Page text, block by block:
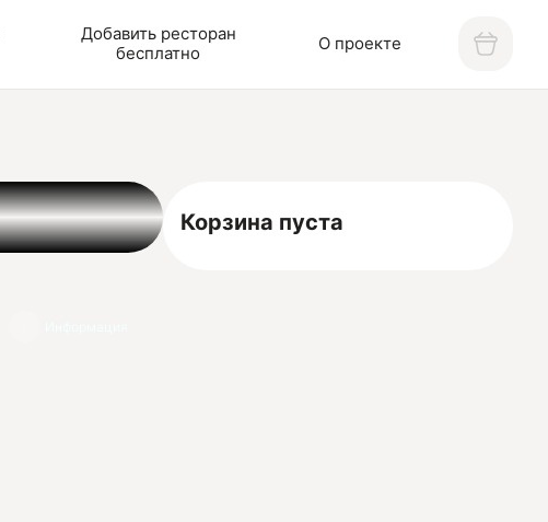
Добавить ресторан
бесплатно
О проекте
Корзина пуста